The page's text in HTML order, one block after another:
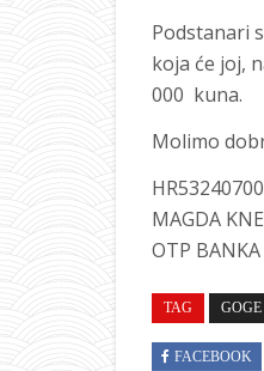
Podstanari
koja će joj,
000 kuna.
Molimo
MAGDA
OTP BANKA
TAG GOGE
FACEBOOK